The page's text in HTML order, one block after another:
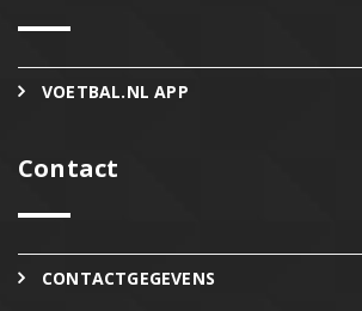
VOETBAL.NL APP
Contact
CONTACTGEGEVENS